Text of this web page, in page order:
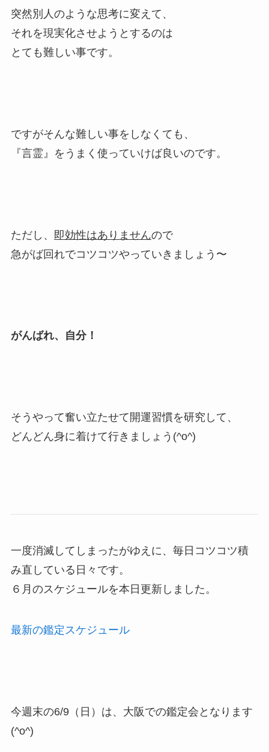
突然別人のような思考に変えて、
それを現実化させようとするのは
とても難しい事です。
ですがそんな難しい事をしなくても、
『言霊』をうまく使っていけば良いのです。
ただし、 即効性はありませんので
急がば回れでコツコツやっていきましょう〜
がんばれ、自分！
そうやって奮い立たせて開運習慣を研究して、
どんどん身に着けて行きましょう(^o^)
一度消滅してしまったがゆえに、毎日コツコツ積
み直している日々です。
６月のスケジュールを本日更新しました。
最新の鑑定スケジュール
今週末の6/9（日）は、大阪での鑑定会となります
(^o^)